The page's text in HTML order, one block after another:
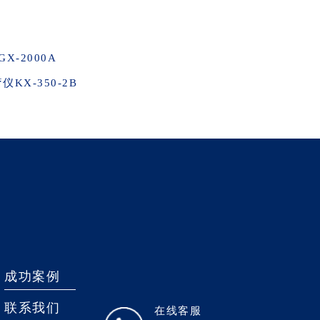
2000A
仪KX-350-2B
成功案例
联系我们 在线客服